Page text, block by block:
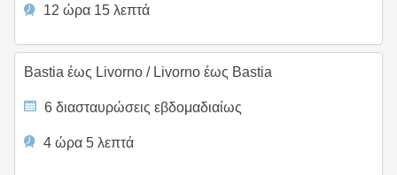
12 ώρα 15 λεπτά
Bastia έως Livorno /Livorno έως Bastia
6 διασταυρώσεις εβδομαδιαίως
4 ώρα 5 λεπτά